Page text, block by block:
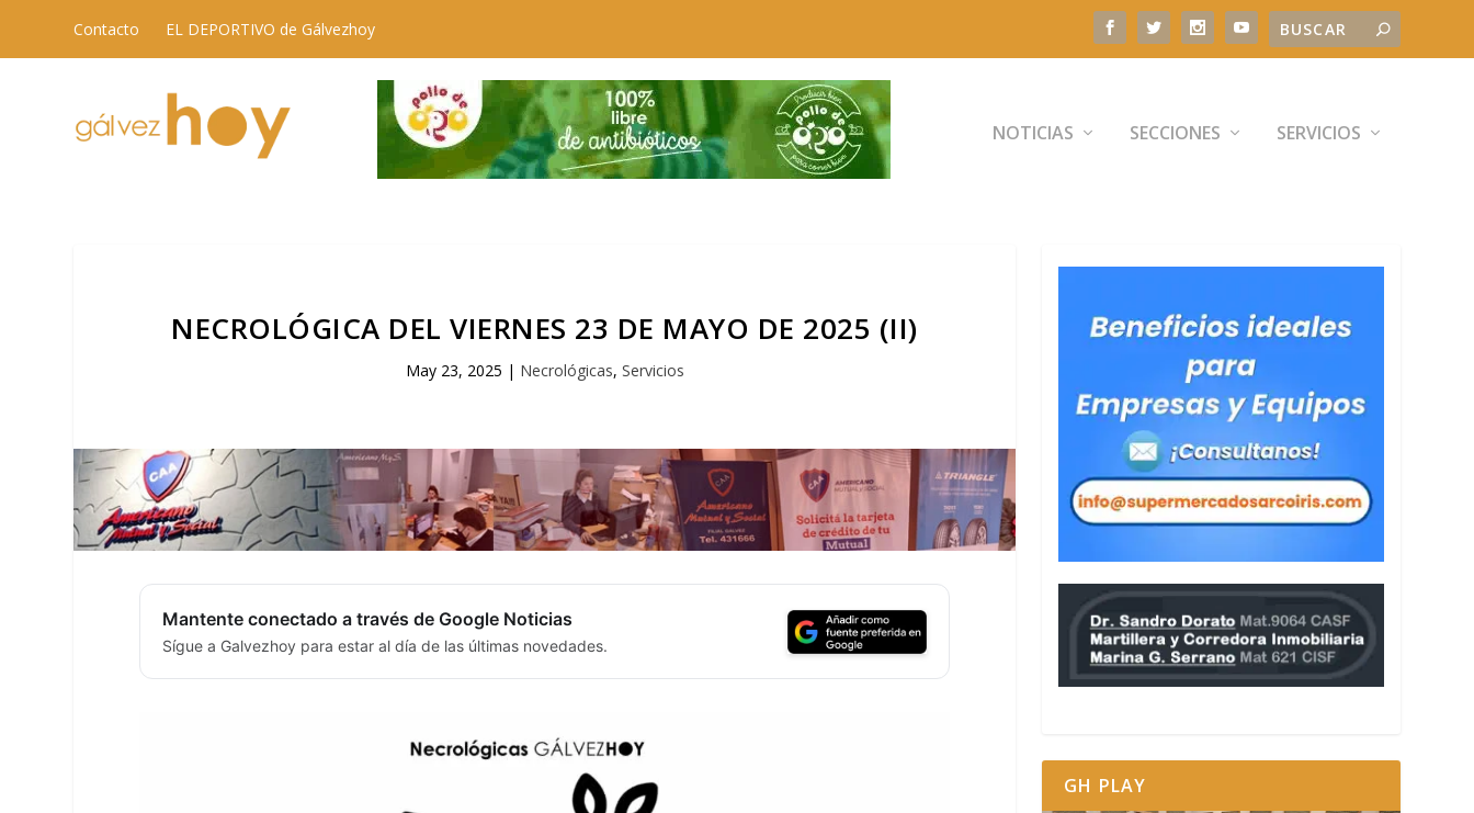
Contacto EL DEPORTIVO de Gálvezhoy
NOTICIAS SECCIONES SERVICIOS
NECROLÓGICA DEL VIERNES 23 DE MAYO DE 2025 (II)
May 23, 2025 | Necrológicas, Servicios
Mantente conectado a través de Google Noticias
Sígue a Galvezhoy para estar al día de las últimas novedades.
GH PLAY